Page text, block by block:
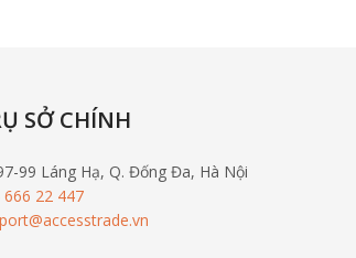
SỞ CHÍNH
99 Láng Hạ, Q. Đống Đa, Hà Nội
666 22 447